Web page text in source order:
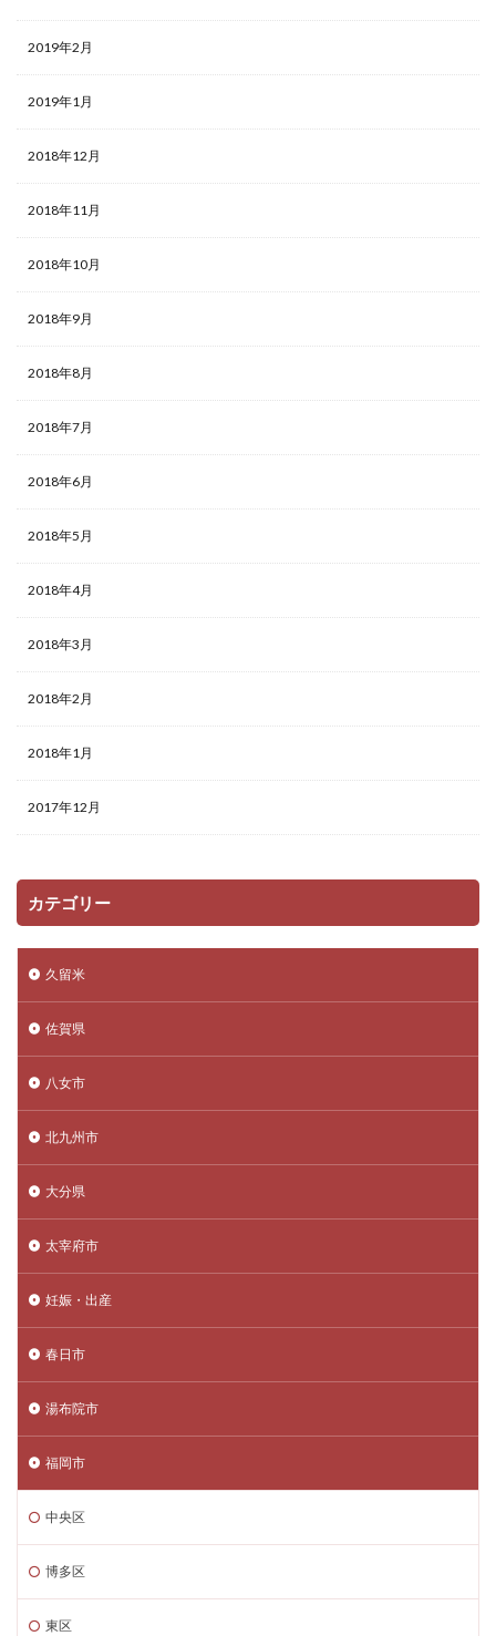
2019年2月
2019年1月
2018年12月
2018年11月
2018年10月
2018年9月
2018年8月
2018年7月
2018年6月
2018年5月
2018年4月
2018年3月
2018年2月
2018年1月
2017年12月
カテゴリー
久留米
佐賀県
八女市
北九州市
大分県
太宰府市
妊娠・出産
春日市
湯布院市
福岡市
中央区
博多区
東区